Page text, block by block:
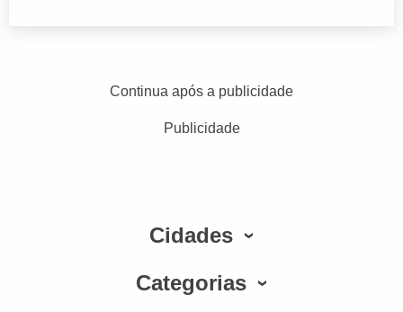
Continua após a publicidade
Publicidade
Cidades
Categorias